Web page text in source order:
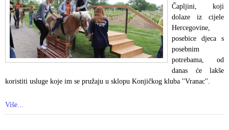
Čapljini, koji
dolaze iz cijele
Hercegovine,
posebice djeca s
posebnim
potrebama, od
danas će lakše
koristiti usluge koje im se pružaju u sklopu Konjičkog kluba ''Vranac''.
Više...